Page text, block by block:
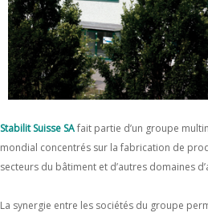
Stabilit Suisse SAfait partie d’un groupe
mondial concentrés sur la fabrication de
secteurs du bâtiment et d’autres domaines
La synergie entre les sociétés du groupe